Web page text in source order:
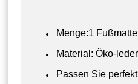
Menge:1
Material: Öko-leder
Passen Sie